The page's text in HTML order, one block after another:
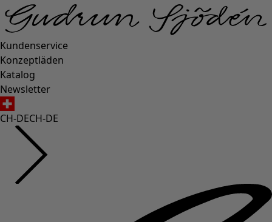
Kundenservice
Konzeptläden
Katalog
Newsletter
CH-DECH-DE